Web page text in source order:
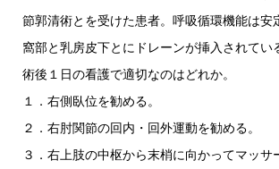
節郭清術とを受けた患者。呼吸循環機能は安
窩部と乳房皮下とにドレーンが挿入されてい
術後１日の看護で適切なのはどれか。
１．右側臥位を勧める。
２．右肘関節の回内・回外運動を勧める。
３．右上肢の中枢から末梢に向かってマッサ